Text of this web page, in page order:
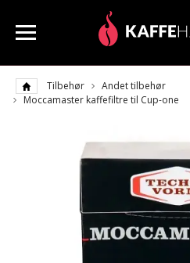
Tilbehør
Andet tilbehør
Moccamaster kaffefiltre til Cup-one